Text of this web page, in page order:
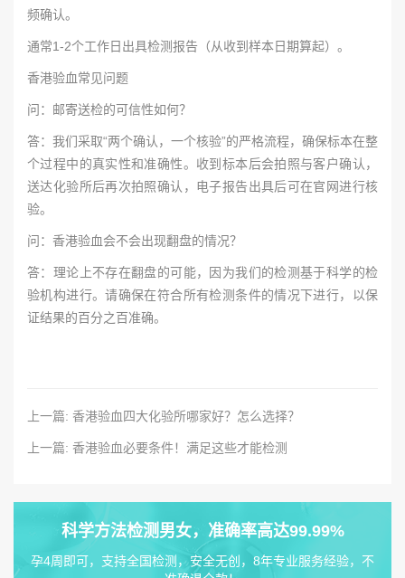
频确认。
通常1-2个工作日出具检测报告（从收到样本日期算起）。
香港验血常见问题
问：邮寄送检的可信性如何？
答：我们采取“两个确认，一个核验”的严格流程，确保标本在整
个过程中的真实性和准确性。收到标本后会拍照与客户确认，
送达化验所后再次拍照确认，电子报告出具后可在官网进行核
验。
问：香港验血会不会出现翻盘的情况？
答：理论上不存在翻盘的可能，因为我们的检测基于科学的检
验机构进行。请确保在符合所有检测条件的情况下进行，以保
证结果的百分之百准确。
上一篇: 香港验血四大化验所哪家好？怎么选择？
上一篇: 香港验血必要条件！满足这些才能检测
科学方法检测男女，准确率高达99.99%
孕4周即可，支持全国检测，安全无创，8年专业服务经验，不